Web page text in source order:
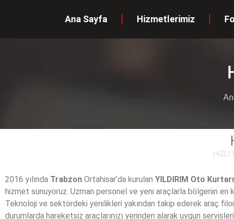
Ana Sayfa Hizmetlerimiz
HIZLI
2016 yılında Trabzon Ortahisar’da kurulan YILDIRIM Oto
hizmet sunuyoruz. Uzman personel ve yeni araçlarla bölgenin en
Teknoloji ve sektördeki yenilikleri yakından takip ederek araç
durumlarda hareketsiz araçlarınızı yerinden alarak uygun